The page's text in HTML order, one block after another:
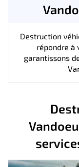
Destruction
répondre à
garantissons